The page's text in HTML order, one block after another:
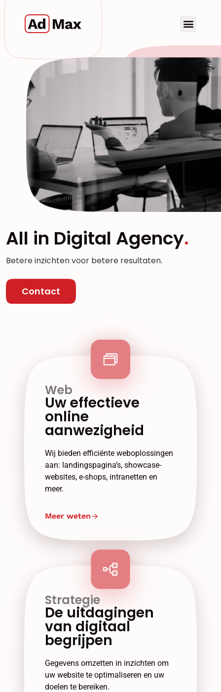
All in Digital Agency
Betere inzichten voor betere resultaten.
Contact
Web
Uw effectieve
online
aanwezigheid
Wij bieden efficiënte weboplossingen
aan: landingspagina’s, showcase-
websites, e-shops, intranetten en
meer.
Meer weten
Strategie
De uitdagingen
van digitaal
begrijpen
Gegevens omzetten in inzichten om
uw website te optimaliseren en uw
doelen te bereiken.